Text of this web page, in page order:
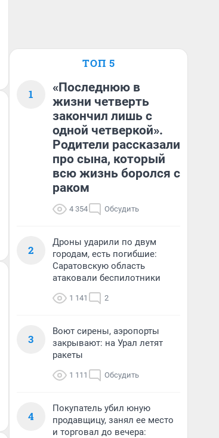
ТОП 5
1
«Последнюю в
жизни четверть
закончил лишь с
одной четверкой».
Родители рассказали
про сына, который
всю жизнь боролся с
раком
4 354 Обсудить
2
Дроны ударили по двум
городам, есть погибшие:
Саратовскую область
атаковали беспилотники
1 141 2
3
Воют сирены, аэропорты
закрывают: на Урал летят
ракеты
1 111 Обсудить
4
Покупатель убил юную
продавщицу, занял ее место
и торговал до вечера: